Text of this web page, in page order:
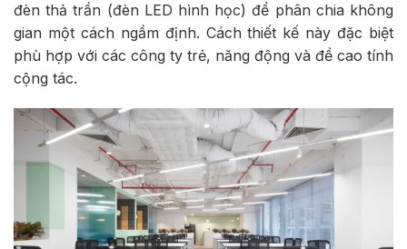
đèn thả trần (đèn LED hình học) để phân chia không
gian một cách ngầm định. Cách thiết kế này đặc biệt
phù hợp với các công ty trẻ, năng động và đề cao tính
cộng tác.